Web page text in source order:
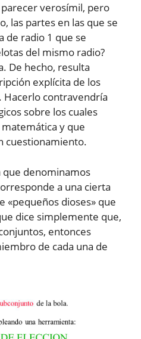
verosímil, pero
las partes en las que se
de radio 1 que se
del mismo radio?
De hecho, resulta
explícita de los
Hacerlo contravendría
sobre los cuales
y que
cuestionamiento.
que denominamos
a una cierta
«pequeños dioses» que
dice simplemente que,
entonces
de cada una de